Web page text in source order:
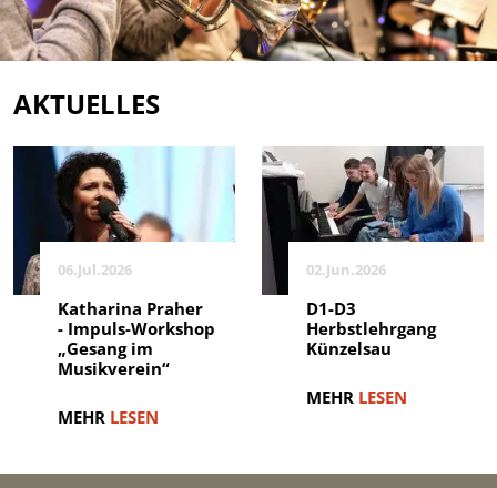
AKTUELLES
06.Jul.2026
Katharina Praher
- Impuls-Workshop
„Gesang im
Musikverein“
MEHR LESEN
02.Jun.2026
D1-D3
Herbstlehrgang
Künzelsau
MEHR LESEN